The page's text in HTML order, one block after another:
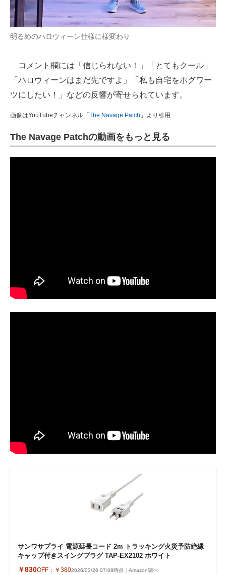
明るめのハロウィーン仕様に様変わり
コメント欄には「信じられない！」「とてもクール」
「ハロウィーンはまだ先ですよ」「私も自宅をホグワー
ツにしたい！」などの反響が寄せられています。
画像はYouTubeチャンネル「 The Navage Patch 」より引用
The Navage Patchの動画をもっと見る
サンワサプライ 電源延長コード 2m トラッキング火災予防絶縁
キャップ付きスイングプラグ TAP-EX2102 ホワイト
￥830OFF： ￥3802026/03/26 07:08時点｜Amazon調べ